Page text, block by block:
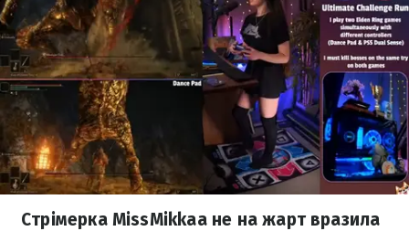
Стрімерка MissMikkaa не на жарт вразила